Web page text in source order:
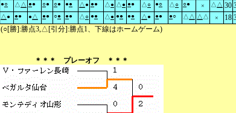
●○ △ △ ●● ○● ○● ●● △ ● ●● △ ● △ ● ●● △○ ●○ △○ ○● × △ △ 30
△ ● ●● ●△ ●● ○● ●● △○ ●● △ ● ●● ●● △ ● ●● ●○ △ △ △ △ × 18
(○[勝]:勝点3,△[引分]:勝点1、下線はホームゲーム)
＊＊＊ プレーオフ ＊＊＊